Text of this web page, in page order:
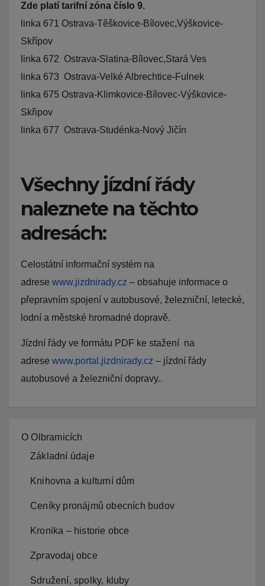
Zde platí tarifní zóna číslo 9.
linka 671 Ostrava-Těškovice-Bílovec,Výškovice-
Skřípov
linka 672 Ostrava-Slatina-Bílovec,Stará Ves
linka 673 Ostrava-Velké Albrechtice-Fulnek
linka 675 Ostrava-Klimkovice-Bílovec-Výškovice-
Skřipov
linka 677 Ostrava-Studénka-Nový Jičín
Všechny jízdní řády
naleznete na těchto
adresách:
Celostátní informační systém na
adrese www.jizdnirady.cz – obsahuje informace o
přepravním spojení v autobusové, železniční, letecké,
lodní a městské hromadné dopravě.
Jízdní řády ve formátu PDF ke stažení na
adrese www.portal.jizdnirady.cz – jízdní řády
autobusové a železniční dopravy..
O Olbramicích
Základní údaje
Knihovna a kulturní dům
Ceníky pronájmů obecních budov
Kronika – historie obce
Zpravodaj obce
Sdružení, spolky, kluby